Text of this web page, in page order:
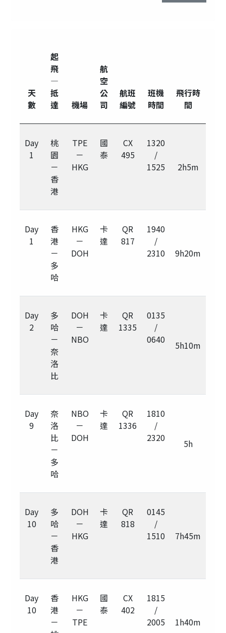
天
數
起
飛
—
抵
達
機場
航
空
公
司
航班
編號
班機
時間
飛行時
間
Day
1
桃
園
－
香
港
TPE
－
HKG
國
泰
CX
495
1320
/
1525
2h5m
Day
1
香
港
－
多
哈
HKG
－
DOH
卡
達
QR
817
1940
/
2310
9h20m
Day
2
多
哈
－
奈
洛
比
DOH
－
NBO
卡
達
QR
1335
0135
/
0640
5h10m
Day
9
奈
洛
比
－
多
哈
NBO
－
DOH
卡
達
QR
1336
1810
/
2320
5h
Day
10
多
哈
－
香
港
DOH
－
HKG
卡
達
QR
818
0145
/
1510
7h45m
Day
10
香
港
－
HKG
－
TPE
國
泰
CX
402
1815
/
2005
1h40m